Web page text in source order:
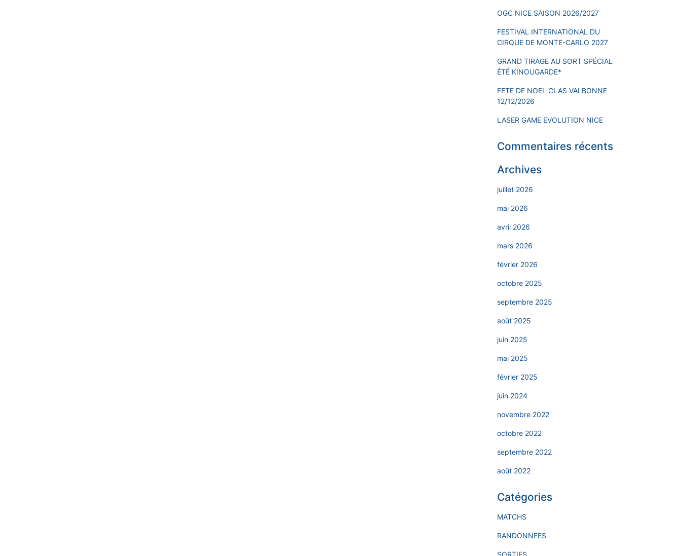
OGC NICE SAISON 2026/2027
FESTIVAL INTERNATIONAL DU
CIRQUE DE MONTE-CARLO 2027
GRAND TIRAGE AU SORT SPÉCIAL
ÉTÉ KINOUGARDE*
FETE DE NOEL CLAS VALBONNE
12/12/2026
LASER GAME EVOLUTION NICE
Commentaires récents
Archives
juillet 2026
mai 2026
avril 2026
mars 2026
février 2026
octobre 2025
septembre 2025
août 2025
juin 2025
mai 2025
février 2025
juin 2024
novembre 2022
octobre 2022
septembre 2022
août 2022
Catégories
MATCHS
RANDONNEES
SORTIES